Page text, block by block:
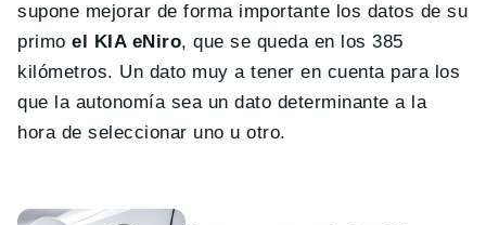
supone mejorar de forma importante los datos de su
primoel KIA eNiro, que se queda en los 385
kilómetros. Un dato muy a tener en cuenta para los
que la autonomía sea un dato determinante a la
hora de seleccionar uno u otro.